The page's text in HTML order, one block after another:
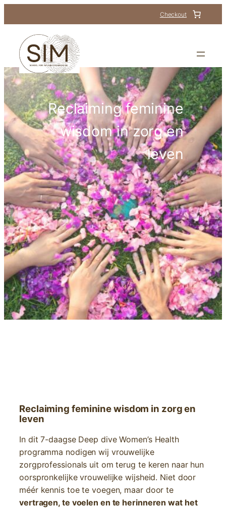
Checkout
Reclaiming feminine
wisdom in zorg en
leven
Reclaiming feminine wisdom in zorg en
leven
In dit 7-daagse Deep dive Women’s Health
programma nodigen wij vrouwelijke
zorgprofessionals uit om terug te keren naar hun
oorspronkelijke vrouwelijke wijsheid. Niet door
méér kennis toe te voegen, maar door te
vertragen, te voelen en te herinneren wat het